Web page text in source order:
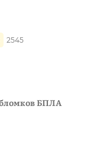
2545
БПЛА